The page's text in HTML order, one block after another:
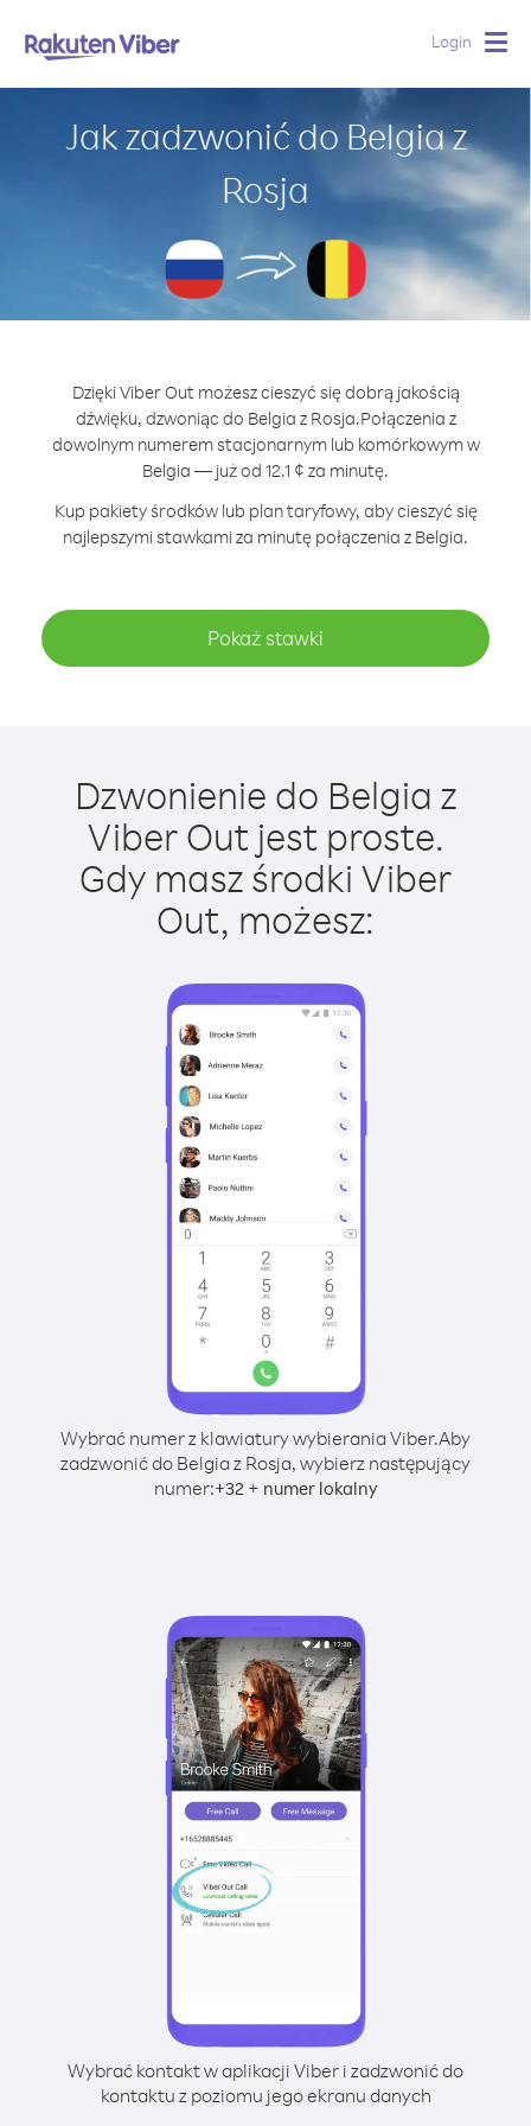
Login
Jak zadzwonić do Belgia z
Rosja
Dzięki Viber Out możesz cieszyć się dobrą jakością
dźwięku, dzwoniąc do Belgia z Rosja.Połączenia z
dowolnym numerem stacjonarnym lub komórkowym w
Belgia — już od 12.1 ¢ za minutę.
Kup pakiety środków lub plan taryfowy, aby cieszyć się
najlepszymi stawkami za minutę połączenia z Belgia.
Pokaż stawki
Dzwonienie do Belgia z
Viber Out jest proste.
Gdy masz środki Viber
Out, możesz:
Wybrać numer z klawiatury wybierania Viber.Aby
zadzwonić do Belgia z Rosja, wybierz następujący
numer:+32+ numer lokalny
Wybrać kontakt w aplikacji Viber i zadzwonić do
kontaktu z poziomu jego ekranu danych